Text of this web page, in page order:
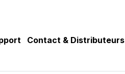
Contact & Distributeurs